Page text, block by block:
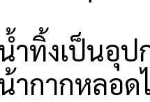
ำทิ้งเป็นอุป
ากากหลอด